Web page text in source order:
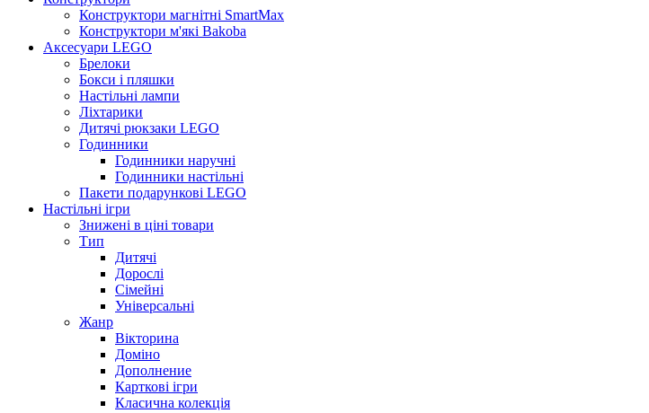
Конструктори магнітні SmartMax
Конструктори м'які Bakoba
Аксесуари LEGO
Брелоки
Бокси і пляшки
Настільні лампи
Ліхтарики
Дитячі рюкзаки LEGO
Годинники
Годинники наручні
Годинники настільні
Пакети подарункові LEGO
Настільні ігри
Знижені в ціні товари
Тип
Дитячі
Дорослі
Сімейні
Універсальні
Жанр
Вікторина
Доміно
Дополнение
Карткові ігри
Класична колекція